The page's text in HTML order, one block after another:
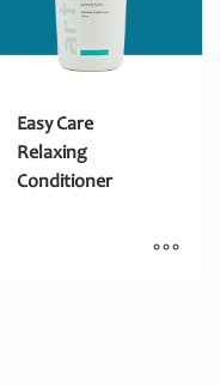
Easy Care
Relaxing
Conditioner